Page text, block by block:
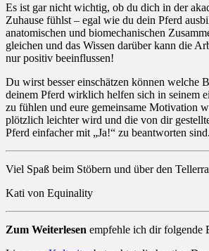
Es ist gar nicht wichtig, ob du dich in der
Zuhause fühlst – egal wie du dein Pferd
anatomischen und biomechanischen
gleichen und das Wissen darüber kann die
nur positiv beeinflussen!
Du wirst besser einschätzen können welche
deinem Pferd wirklich helfen sich in seinem
zu fühlen und eure gemeinsame Motivation
plötzlich leichter wird und die von dir
Pferd einfacher mit „Ja!“ zu beantworten sind.
Viel Spaß beim Stöbern und über den
Kati von Equinality
Zum Weiterlesen empfehle ich dir folgende